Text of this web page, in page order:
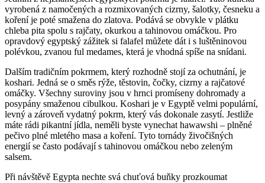
vyrobená z namočených a rozmixovaných cizrny, šalotky, česneku a
koření je poté smažena do zlatova. Podává se obvykle v plátku
chleba pita spolu s rajčaty, okurkou a tahinovou omáčkou. Pro
opravdový egyptský zážitek si falafel můžete dát i s luštěninovou
polévkou, zvanou ful medames, která je vhodná spíše na snídani.
Dalším tradičním pokrmem, který rozhodně stojí za ochutnání, je
koshari. Jedná se o směs rýže, těstovin, čočky, cizrny a rajčatové
omáčky. Všechny suroviny jsou v hrnci promíseny dohromady a
posypány smaženou cibulkou. Koshari je v Egyptě velmi populární,
levný a zároveň vydatný pokrm, který vás dokonale zasytí. Jestliže
máte rádi pikantní jídla, neměli byste vynechat hawawshi – plněné
pečivo plné mletého masa a koření. Tyto tornády živočišných
energií se často podávají s tahinovou omáčkou nebo zeleným
salsem.
Při návštěvě Egypta nechte svá chuťová buňky prozkoumat